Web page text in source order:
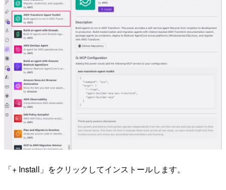
「+ Install」をクリックしてインストールします。